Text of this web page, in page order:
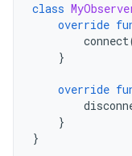
class
override
connect
}
override
}
}